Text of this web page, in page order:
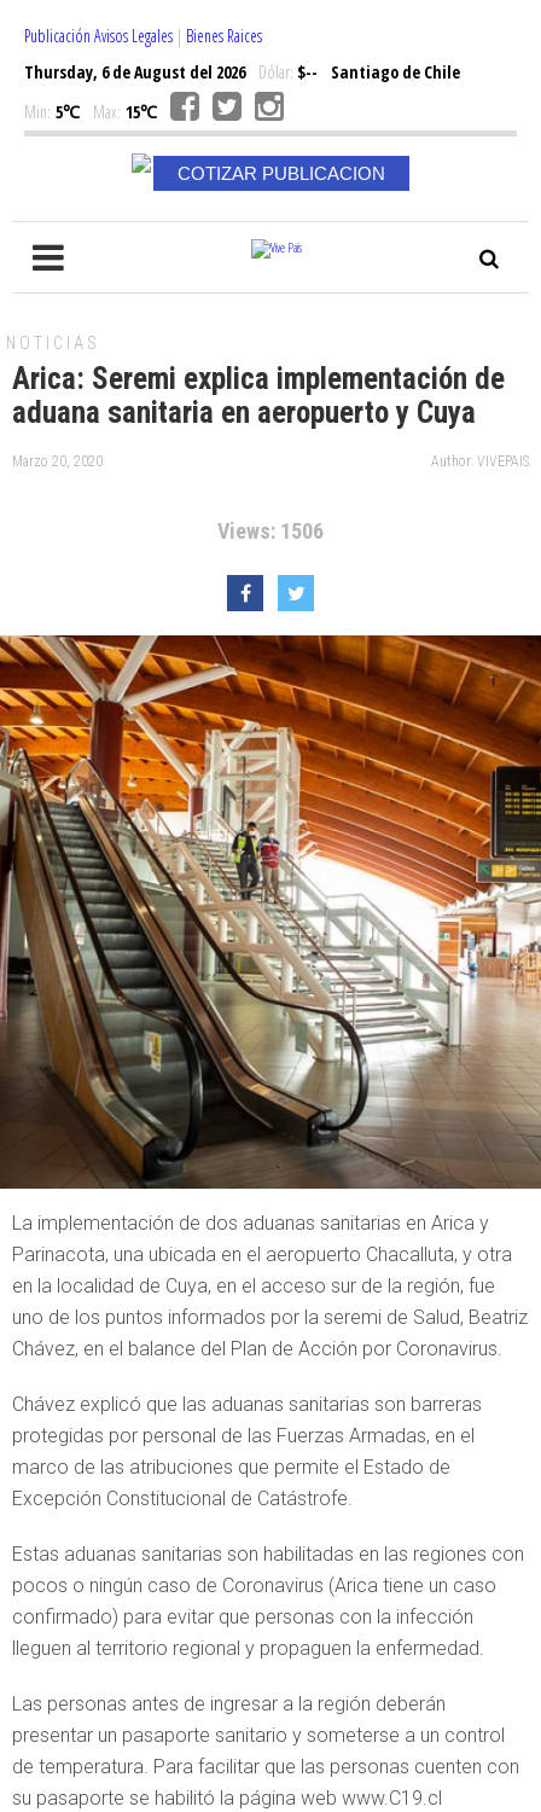
Publicación Avisos Legales | Bienes Raices
Thursday, 6 de August del 2026Dólar: $--
Santiago de Chile
Min: 5℃ Max: 15℃
COTIZAR PUBLICACION
NOTICIAS
Arica: Seremi explica implementación de
aduana sanitaria en aeropuerto y Cuya
Marzo 20, 2020 Author: VIVEPAIS
Views: 1506
La implementación de dos aduanas sanitarias en Arica y
Parinacota, una ubicada en el aeropuerto Chacalluta, y otra
en la localidad de Cuya, en el acceso sur de la región, fue
uno de los puntos informados por la seremi de Salud, Beatriz
Chávez, en el balance del Plan de Acción por Coronavirus.
Chávez explicó que las aduanas sanitarias son barreras
protegidas por personal de las Fuerzas Armadas, en el
marco de las atribuciones que permite el Estado de
Excepción Constitucional de Catástrofe.
Estas aduanas sanitarias son habilitadas en las regiones con
pocos o ningún caso de Coronavirus (Arica tiene un caso
confirmado) para evitar que personas con la infección
lleguen al territorio regional y propaguen la enfermedad.
Las personas antes de ingresar a la región deberán
presentar un pasaporte sanitario y someterse a un control
de temperatura. Para facilitar que las personas cuenten con
su pasaporte se habilitó la página web www.C19.cl